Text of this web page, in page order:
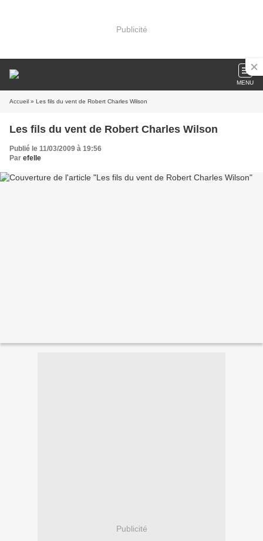
Publicité
MENU
Accueil » Les fils du vent de Robert Charles Wilson
Les fils du vent de Robert Charles Wilson
Publié le 11/03/2009 à 19:56
Par efelle
Publicité